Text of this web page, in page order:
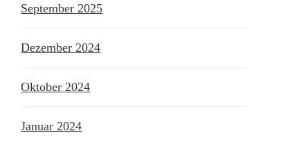
September 2025
Dezember 2024
Oktober 2024
Januar 2024